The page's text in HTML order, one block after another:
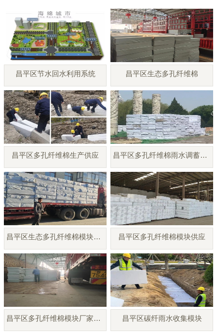
昌平区节水回水利用系统 昌平区生态多孔纤维棉
昌平区多孔纤维棉生产供应 昌平区多孔纤维棉雨水调蓄模块
昌平区生态多孔纤维棉模块厂家 昌平区多孔纤维棉模块供应
昌平区多孔纤维棉模块厂家直销 昌平区碳纤雨水收集模块